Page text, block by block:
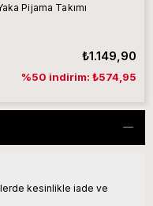
Pijama Takımı
₺1.149,90
%50 indirim: ₺574,95
kesinlikle iade ve